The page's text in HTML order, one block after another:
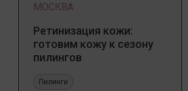
МОСКВА
Ретинизация кожи:
готовим кожу к сезону
пилингов
Пилинги